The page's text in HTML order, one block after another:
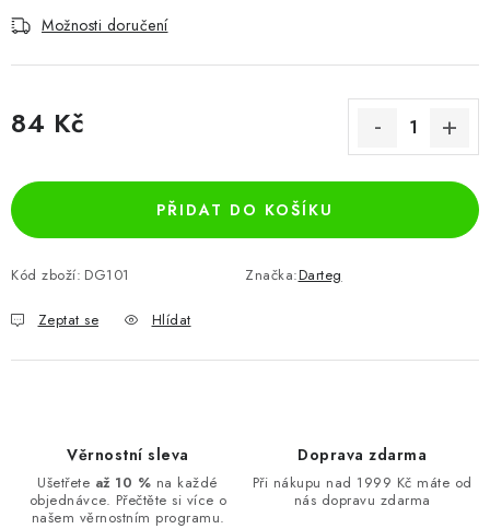
Možnosti doručení
84 Kč
PŘIDAT DO KOŠÍKU
Kód zboží: DG101 Značka:Darteg
Zeptat se Hlídat
Věrnostní sleva
Ušetřete až 10 % na každé
objednávce. Přečtěte si více o
našem věrnostním programu.
Doprava zdarma
Při nákupu nad 1999 Kč máte od
nás dopravu zdarma